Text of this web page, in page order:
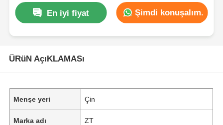
En iyi fiyat Şimdi konuşalım.
ÜRüN AçıKLAMASı
Menşe yeri Çin
Marka adı ZT